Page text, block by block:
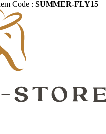
Code : SUMMER-FLY15